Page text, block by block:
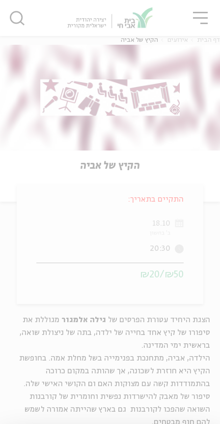
דף הבית אירועים הקיץ של אביה
הקיץ של אביה
הצגת היחיד עטורת הפרסים של גילה אלמגור מגוללת את
סיפורו של קיץ אחד בחייה של ילדה, בתה של ניצולת שואה,
בראשית ימי המדינה.
הילדה, אביה, מתחנכת בפנימייה בשל מחלת אמה. בחופשת
הקיץ היא חוזרת לשכונה, אך שהותה במקום כרוכה
בהתמודדות קשה עם מצוקות האם ום הקושי האישי שלה.
סיפור של מאבק להישרדות נפשית וחומרית של קורבנות
השואה שהפכו לקורבנות גם בארץ שהייתה אמורה לשמש
להם חוף מבטחים.
התקיים בתאריך:
18.10
20:30
₪50/₪20
סגור